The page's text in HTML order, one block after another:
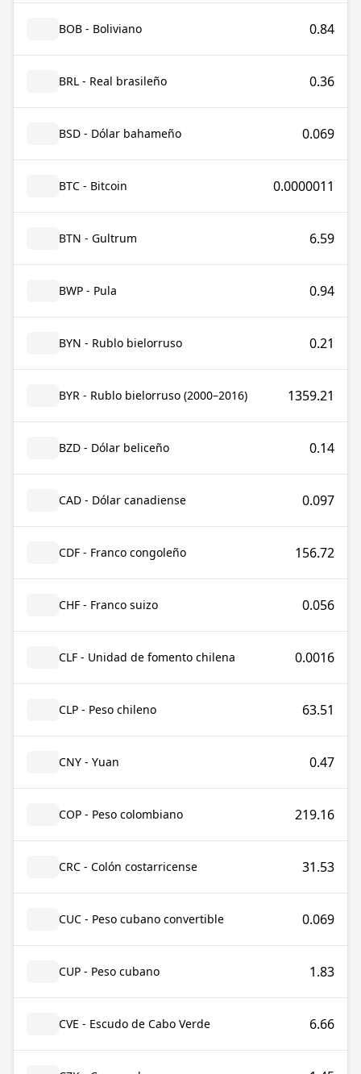
BOB - Boliviano 0.84
BRL - Real brasileño 0.36
BSD - Dólar bahameño 0.069
BTC - Bitcoin 0.0000011
BTN - Gultrum 6.59
BWP - Pula 0.94
BYN - Rublo bielorruso 0.21
BYR - Rublo bielorruso (2000–2016) 1359.21
BZD - Dólar beliceño 0.14
CAD - Dólar canadiense 0.097
CDF - Franco congoleño 156.72
CHF - Franco suizo 0.056
CLF - Unidad de fomento chilena 0.0016
CLP - Peso chileno 63.51
CNY - Yuan 0.47
COP - Peso colombiano 219.16
CRC - Colón costarricense 31.53
CUC - Peso cubano convertible 0.069
CUP - Peso cubano 1.83
CVE - Escudo de Cabo Verde 6.66